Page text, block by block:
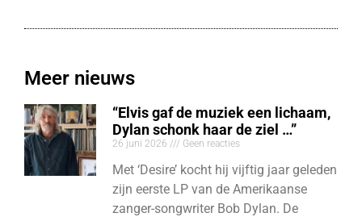
Meer nieuws
“Elvis gaf de muziek een lichaam,
Dylan schonk haar de ziel …”
26 juni 2026 Geen reacties
Met ‘Desire’ kocht hij vijftig jaar geleden
zijn eerste LP van de Amerikaanse
zanger-songwriter Bob Dylan. De